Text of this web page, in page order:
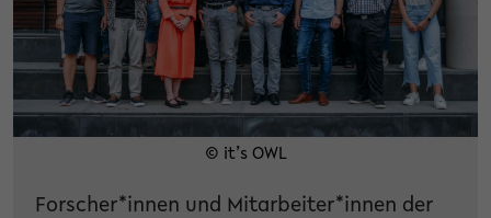
© it’s OWL
Forscher*innen und Mitarbeiter*innen der